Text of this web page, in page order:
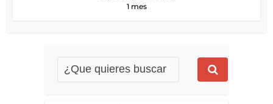
1 mes